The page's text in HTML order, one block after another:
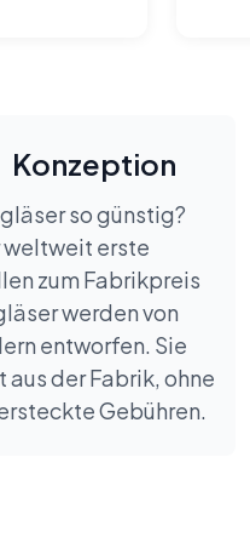
Konzeption
so günstig?
erste
zum Fabrikpreis
werden von
entworfen. Sie
der Fabrik, ohne
Gebühren.